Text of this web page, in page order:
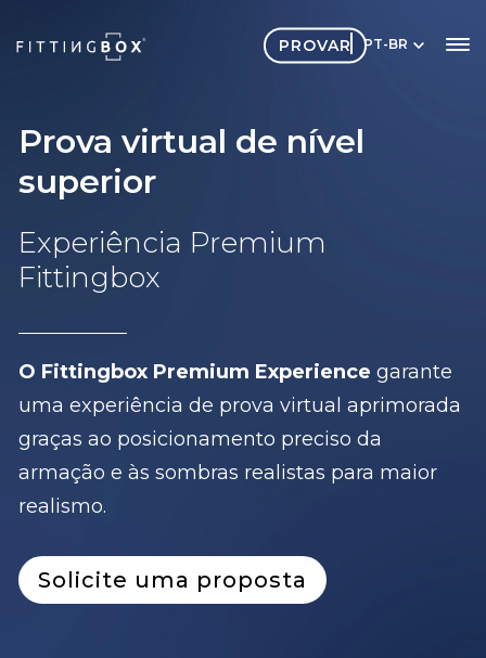
PT-BR
PROVAR
Prova virtual de nível
superior
Experiência Premium
Fittingbox
O Fittingbox Premium Experience garante
uma experiência de prova virtual aprimorada
graças ao posicionamento preciso da
armação e às sombras realistas para maior
realismo.
Solicite uma proposta